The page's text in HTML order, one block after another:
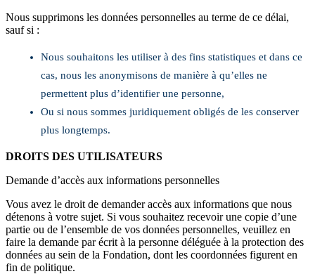
Nous supprimons les données personnelles au terme de ce délai,
sauf si :
Nous souhaitons les utiliser à des fins statistiques et dans ce
cas, nous les anonymisons de manière à qu’elles ne
permettent plus d’identifier une personne,
Ou si nous sommes juridiquement obligés de les conserver
plus longtemps.
DROITS DES UTILISATEURS
Demande d’accès aux informations personnelles
Vous avez le droit de demander accès aux informations que nous
détenons à votre sujet. Si vous souhaitez recevoir une copie d’une
partie ou de l’ensemble de vos données personnelles, veuillez en
faire la demande par écrit à la personne déléguée à la protection des
données au sein de la Fondation, dont les coordonnées figurent en
fin de politique.